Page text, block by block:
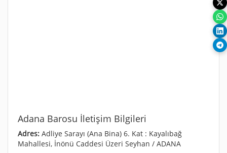
Adana Barosu İletişim Bilgileri
Adres: Adliye Sarayı (Ana Bina) 6. Kat : Kayalıbağ
Mahallesi, İnönü Caddesi Üzeri Seyhan / ADANA